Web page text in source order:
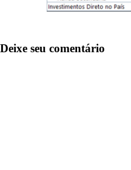
Deixe seu comentário